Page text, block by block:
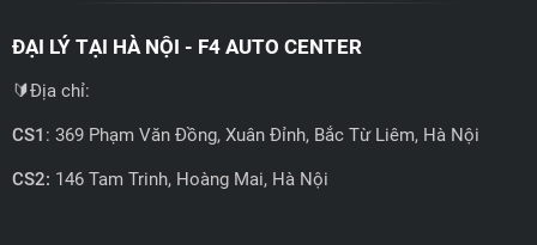
ĐẠI LÝ TẠI HÀ NỘI - F4 AUTO CENTER
🔰Địa chỉ:
CS1 : 369 Phạm Văn Đồng, Xuân Đỉnh, Bắc Từ Liêm, Hà Nội
CS2: 146 Tam Trinh, Hoàng Mai, Hà Nội